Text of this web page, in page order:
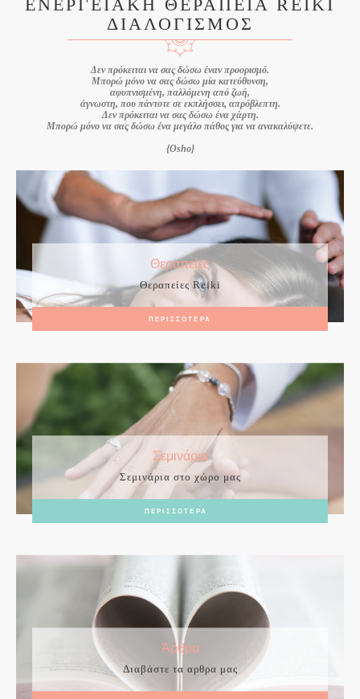
ΕΝΕΡΓΕΙΑΚΗ ΘΕΡΑΠΕΙΑ REIKI
ΔΙΑΛΟΓΙΣΜΟΣ
Δεν πρόκειται να σας δώσω έναν προορισμό.
Μπορώ μόνο να σας δώσω μία κατεύθυνση,
αφυπνισμένη, παλλόμενη από ζωή,
άγνωστη, που πάντοτε σε εκπλήσσει, απρόβλεπτη.
Δεν πρόκειται να σας δώσω ένα χάρτη.
Μπορώ μόνο να σας δώσω ένα μεγάλο πάθος για να ανακαλύψετε.
{Osho}
Θεραπείες
Θεραπείες Reiki
ΠΕΡΙΣΣΌΤΕΡΑ
Σεμινάρια
Σεμινάρια στο χώρο μας
ΠΕΡΙΣΣΟΤΕΡΑ
Άρθρα
Διαβάστε τα αρθρα μας